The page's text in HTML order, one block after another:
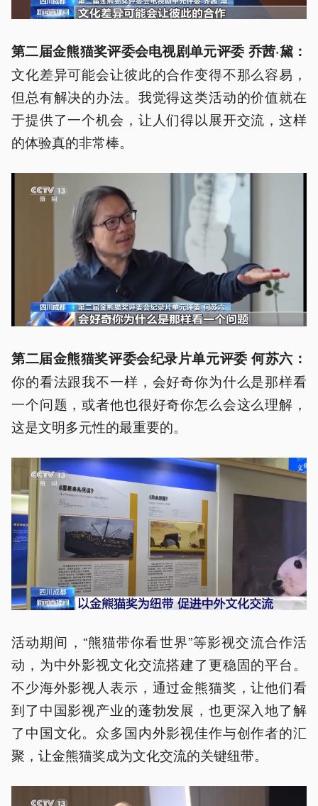
第二届金熊猫奖评委会电视剧单元评委 乔茜·黛：
文化差异可能会让彼此的合作变得不那么容易，
但总有解决的办法。我觉得这类活动的价值就在
于提供了一个机会，让人们得以展开交流，这样
的体验真的非常棒。
第二届金熊猫奖评委会纪录片单元评委 何苏六：
你的看法跟我不一样，会好奇你为什么是那样看
一个问题，或者他也很好奇你怎么会这么理解，
这是文明多元性的最重要的。
活动期间，“熊猫带你看世界”等影视交流合作活
动，为中外影视文化交流搭建了更稳固的平台。
不少海外影视人表示，通过金熊猫奖，让他们看
到了中国影视产业的蓬勃发展，也更深入地了解
了中国文化。众多国内外影视佳作与创作者的汇
聚，让金熊猫奖成为文化交流的关键纽带。